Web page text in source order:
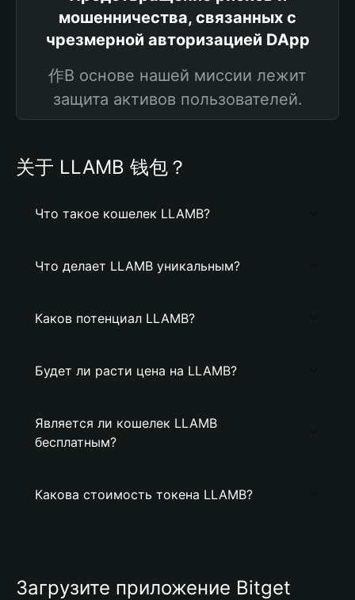
мошенничества, связанных с
чрезмерной авторизацией DApp
作В основе нашей миссии лежит
защита активов пользователей.
关于 LLAMB 钱包？
Что такое кошелек LLAMB?
Что делает LLAMB уникальным?
Каков потенциал LLAMB?
Будет ли расти цена на LLAMB?
Является ли кошелек LLAMB
бесплатным?
Какова стоимость токена LLAMB?
Загрузите приложение Bitget